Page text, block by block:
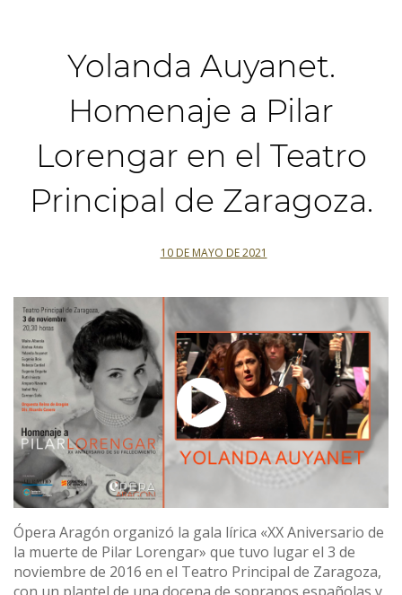
Yolanda Auyanet.
Homenaje a Pilar
Lorengar en el Teatro
Principal de Zaragoza.
10 DE MAYO DE 2021
Ópera Aragón organizó la gala lírica «XX Aniversario de
la muerte de Pilar Lorengar» que tuvo lugar el 3 de
noviembre de 2016 en el Teatro Principal de Zaragoza,